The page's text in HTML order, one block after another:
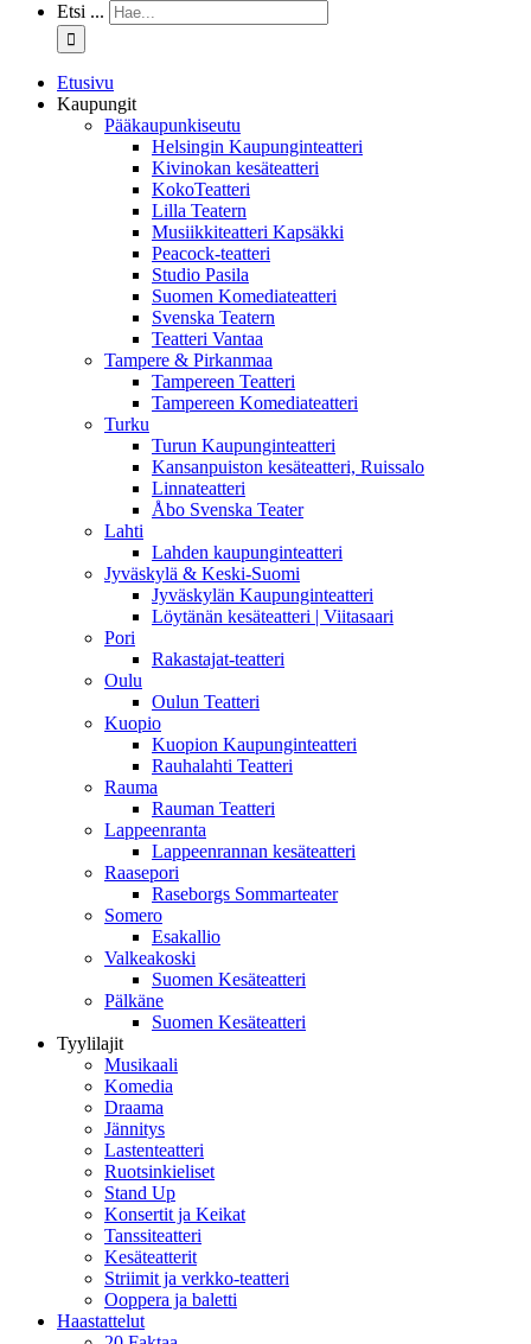
Etsi ...
Etusivu
Kaupungit
Pääkaupunkiseutu
Helsingin Kaupunginteatteri
Kivinokan kesäteatteri
KokoTeatteri
Lilla Teatern
Musiikkiteatteri Kapsäkki
Peacock-teatteri
Studio Pasila
Suomen Komediateatteri
Svenska Teatern
Teatteri Vantaa
Tampere & Pirkanmaa
Tampereen Teatteri
Tampereen Komediateatteri
Turku
Turun Kaupunginteatteri
Kansanpuiston kesäteatteri, Ruissalo
Linnateatteri
Åbo Svenska Teater
Lahti
Lahden kaupunginteatteri
Jyväskylä & Keski-Suomi
Jyväskylän Kaupunginteatteri
Löytänän kesäteatteri | Viitasaari
Pori
Rakastajat-teatteri
Oulu
Oulun Teatteri
Kuopio
Kuopion Kaupunginteatteri
Rauhalahti Teatteri
Rauma
Rauman Teatteri
Lappeenranta
Lappeenrannan kesäteatteri
Raasepori
Raseborgs Sommarteater
Somero
Esakallio
Valkeakoski
Suomen Kesäteatteri
Pälkäne
Suomen Kesäteatteri
Tyylilajit
Musikaali
Komedia
Draama
Jännitys
Lastenteatteri
Ruotsinkieliset
Stand Up
Konsertit ja Keikat
Tanssiteatteri
Kesäteatterit
Striimit ja verkko-teatteri
Ooppera ja baletti
Haastattelut